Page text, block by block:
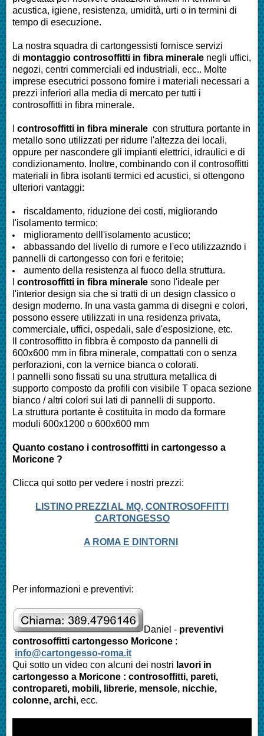
acustica, igiene, resistenza, umidità, urti o in termini di
tempo di esecuzione.
La nostra squadra di cartongessisti fornisce servizi
di montaggio controsoffitti in fibra minerale negli uffici,
negozi, centri commerciali ed industriali, ecc.. Molte
imprese esecutrici possono fornire i materiali necessari a
prezzi inferiori alla media di mercato per tutti i
controsoffitti in fibra minerale.
controsoffitti in fibra minerale con struttura portante in
metallo sono utilizzati per ridurre l'altezza dei locali,
oppure per nascondere gli impianti elettrici, idraulici e di
condizionamento. Inoltre, combinando con il controsoffitti
materiali in fibra isolanti termici ed acustici, si ottengono
ulteriori vantaggi:
riscaldamento, riduzione dei costi, migliorando
l'isolamento termico;
miglioramento delll'isolamento acustico;
abbassando del livello di rumore e l'eco utilizzazndo i
pannelli di cartongesso con fori e feritoie;
aumento della resistenza al fuoco della struttura.
controsoffitti in fibra minerale sono l'ideale per
l'interior design sia che si tratti di un design classico o
design moderno. In una vasta gamma di disegni e colori,
possono essere utilizzati in una residenza privata,
commerciale, uffici, ospedali, sale d'esposizione, etc.
Il controsoffitto in fibbra è composto da pannelli di
600x600 mm in fibra minerale, compattati con o senza
perforazioni, con la vernice bianca o colorati.
I pannelli sono fissati su una struttura metallica di
supporto composto da profili con visibile T opaca sezione
bianco / altri colori sui lati di pannelli di supporto.
La struttura portante è costituita in modo da formare
moduli 600x1200 o 600x600 mm
Quanto costano i controsoffitti in cartongesso a
Moricone ?
Clicca qui sotto per vedere i nostri prezzi:
LISTINO PREZZI AL MQ, CONTROSOFFITTI
CARTONGESSO
A ROMA E DINTORNI
Per informazioni e preventivi:
Daniel - preventivi
controsoffitti cartongesso Moricone :
info@cartongesso-roma.it
Qui sotto un video con alcuni dei nostri lavori in
cartongesso a Moricone : controsoffitti, pareti,
contropareti, mobili, librerie, mensole, nicchie,
colonne, archi, ecc.